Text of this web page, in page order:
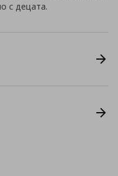
с децата.